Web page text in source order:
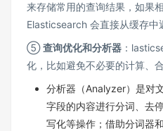
来存储常用的查询结果，如果
Elasticsearch 会直接从缓存中
⑤查询优化和分析器 ：
化，比如避免不必要的计算、
分析器（Analyzer）是对
字段的内容进行分词、去
写化等操作；借助分词器